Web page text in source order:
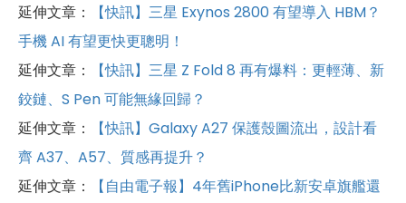
延伸文章：
【快訊】三星 Exynos 2800 有望導入 HBM？
手機 AI 有望更快更聰明！
延伸文章：
【快訊】三星 Z Fold 8 再有爆料：更輕薄、新
鉸鏈、S Pen 可能無緣回歸？
延伸文章：
【快訊】Galaxy A27 保護殼圖流出，設計看
齊 A37、A57、質感再提升？
延伸文章：
【自由電子報】4年舊iPhone比新安卓旗艦還